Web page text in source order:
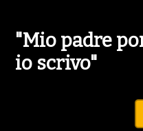
"Mio padre
io scrivo"